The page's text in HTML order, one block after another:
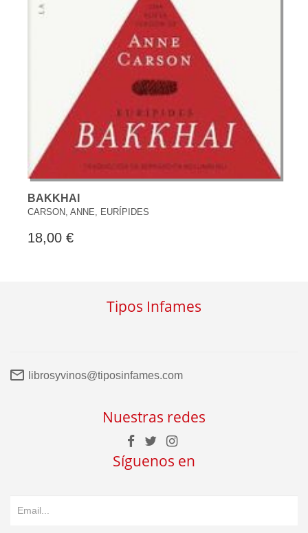
BAKKHAI
CARSON, ANNE, EURÍPIDES
18,00 €
Tipos Infames
librosyvinos@tiposinfames.com
Nuestras redes
Síguenos en